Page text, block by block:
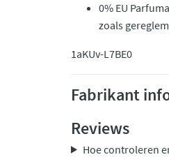
0% EU
zoals
1aKUv-L7BE0
Fabrikant
Reviews
Hoe controleren